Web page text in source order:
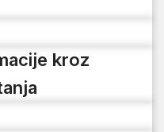
kroz